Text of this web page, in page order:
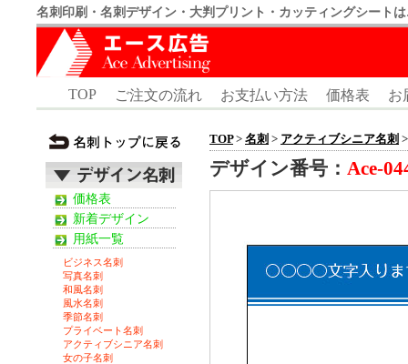
名刺印刷・名刺デザイン・大判プリント・カッティングシート
TOP ご注文の流れ お支払い方法 価格表 お
価格表
新着デザイン
用紙一覧
ビジネス名刺
写真名刺
和風名刺
風水名刺
季節名刺
プライベート名刺
アクティブシニア名刺
女の子名刺
TOP> 名刺 > アクティブシニア名刺
デザイン番号： Ace-